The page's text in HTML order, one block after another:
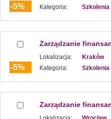
-5%
Kategoria:
-5%
Zarządzanie
Lokalizacja:
Kraków
Kategoria:
Zarządzanie